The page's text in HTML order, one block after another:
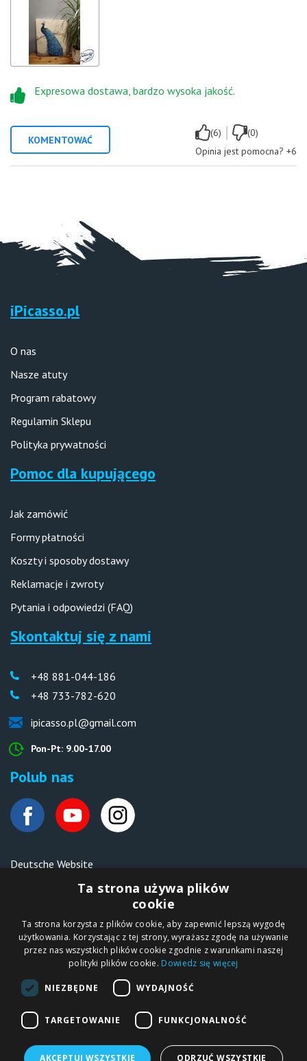
Expresowa dostawa, bardzo wysoka jakość.
KOMENTOWAĆ
(6) |
(0)
Opinia jest pomocna? +6
iPicasso.pl
O nas
Nasze atuty
Program rabatowy
Regulamin Sklepu
Polityka prywatności
Pomoc dla kupującego
Jak zamówić
Formy płatności
Koszty i sposoby dostawy
Reklamacje i zwroty
Pytania i odpowiedzi (FAQ)
Skontaktuj się z nami
+48 881-044-186
+48 733-782-620
ipicasso.pl@gmail.com
Pon-Pt: 9.00-17.00
Polub nas
Deutsche Website
Malen nach Zahlen Ipicasso.de
Copyright © 2012-2026
Sklep internetowy
iPICASSO.PL
Malowanie po
numerach – zbliż
się do świata sztuki!
IPICASSO Sp. z o.o.
ul. Słoneczna 194,
05-506 Kolonia
NIP 1231355620 KRS
0000680650
Ta strona używa plików
cookie
Ta strona korzysta z plików cookie, aby zapewnić lepszą wygodę
użytkowania. Korzystając z tej strony, wyrażasz zgodę na używanie
przez nas wszystkich plików cookie zgodnie z warunkami naszej
polityki plików cookie. Dowiedz się więcej
NIEZBĘDNE WYDAJNOŚĆ
TARGETOWANIE FUNKCJONALNOŚĆ
AKCEPTUJ WSZYSTKIE ODRZUĆ WSZYSTKIE